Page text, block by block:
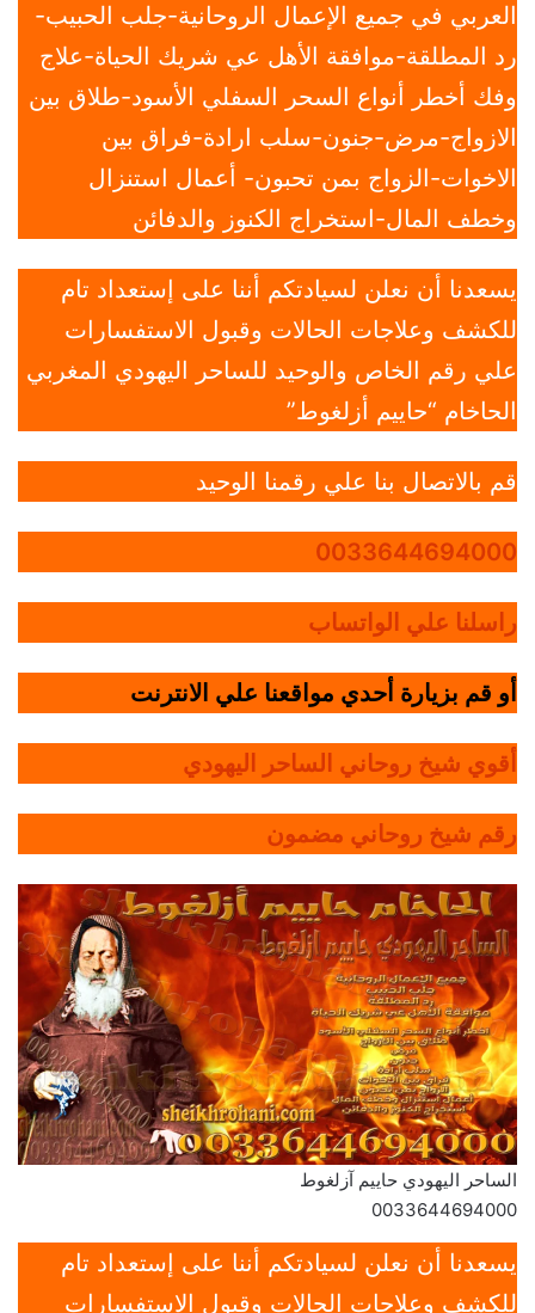
العربي في جميع الإعمال الروحانية-جلب الحبيب-
رد المطلقة-موافقة الأهل عي شريك الحياة-علاج
وفك أخطر أنواع السحر السفلي الأسود-طلاق بين
الازواج-مرض-جنون-سلب ارادة-فراق بين
الاخوات-الزواج بمن تحبون- أعمال استنزال
وخطف المال-استخراج الكنوز والدفائن
يسعدنا أن نعلن لسيادتكم أننا على إستعداد تام
للكشف وعلاجات الحالات وقبول الاستفسارات
علي رقم الخاص والوحيد للساحر اليهودي المغربي
الحاخام “حاييم أزلغوط”
قم بالاتصال بنا علي رقمنا الوحيد
0033644694000
راسلنا علي الواتساب
أو قم بزيارة أحدي مواقعنا علي الانترنت
أقوي شيخ روحاني الساحر اليهودي
رقم شيخ روحاني مضمون
الساحر اليهودي حاييم آزلغوط
0033644694000
يسعدنا أن نعلن لسيادتكم أننا على إستعداد تام
للكشف وعلاجات الحالات وقبول الاستفسارات